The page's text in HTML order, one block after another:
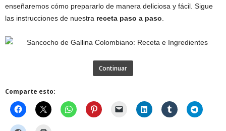
enseñaremos cómo prepararlo de manera deliciosa y fácil. Sigue
las instrucciones de nuestra receta paso a paso
Continuar
Comparte esto: